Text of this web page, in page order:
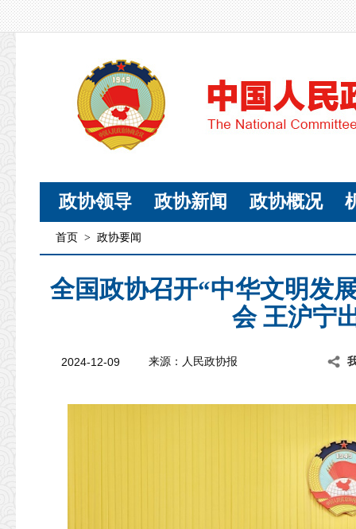
政协领导 政协新闻 政协概况
首页 > 政协要闻
全国政协召开“中华文明发
会 王沪宁
2024-12-09 来源：人民政协报